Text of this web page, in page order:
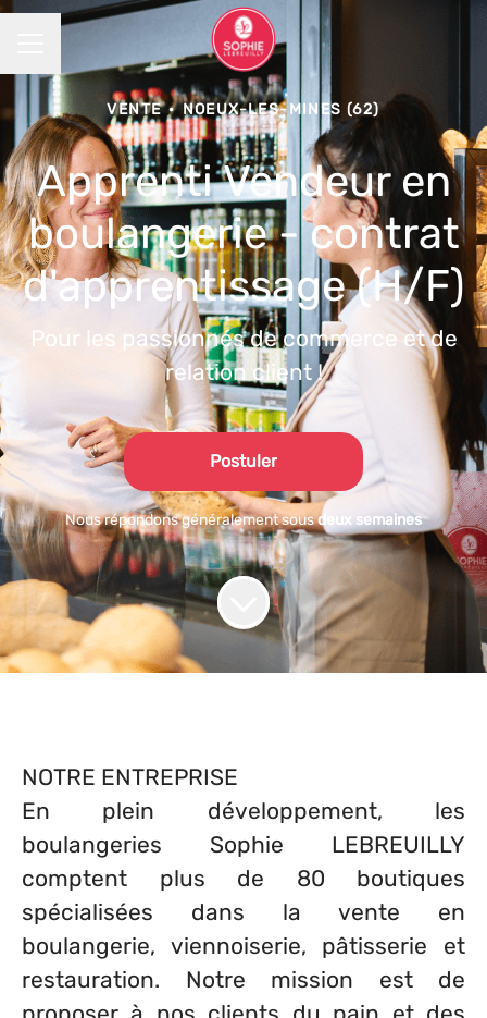
VENTE · NOEUX-LES-MINES (62)
Apprenti Vendeur en
boulangerie - contrat
d'apprentissage (H/F)
Pour les passionnés de commerce et de
relation client !
Postuler
Nous répondons généralement sousdeux semaines
NOTRE ENTREPRISE
En plein développement, les
boulangeries Sophie LEBREUILLY
comptent plus de 80 boutiques
spécialisées dans la vente en
boulangerie, viennoiserie, pâtisserie et
restauration. Notre mission est de